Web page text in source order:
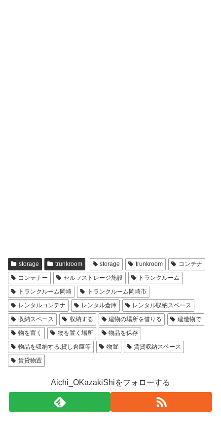
storage trunkroom storage trunkroom
コンテナ
コンテナー
セルフストレージ施設
トランクルーム
トランクルーム岡崎
トランクルーム岡崎市
レンタルコンテナ
レンタル倉庫
レンタル収納スペース
収納スペース
収納する 建物の場所を借りる
建造物で
物を置く
物を置く場所
物品を保存
物品を収納する.貸し倉庫等
物置
賃貸収納スペース
賃貸物置
Aichi_OKazakiShiをフォローする